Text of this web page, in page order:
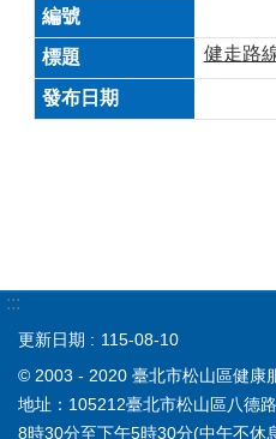
健走路
:::
更新日期
115-08-10
© 2003 - 2020 臺北市松山區健康
地址：105212臺北市松山區八德
8時30分至下午5時30分(中午不休